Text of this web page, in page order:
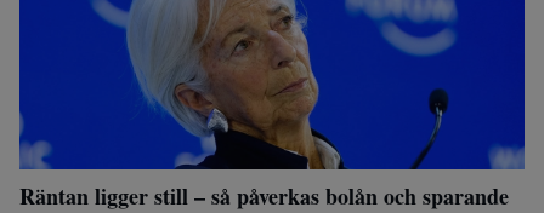
Räntan ligger still – så påverkas bolån och sparande